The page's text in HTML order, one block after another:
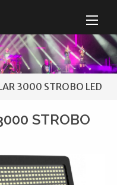
3000 STROBO LED
STROBO